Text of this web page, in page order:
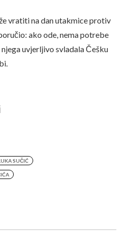
vratiti na dan utakmice protiv
ako ode, nema potrebe
uvjerljivo svladala Češku
SUČIĆ